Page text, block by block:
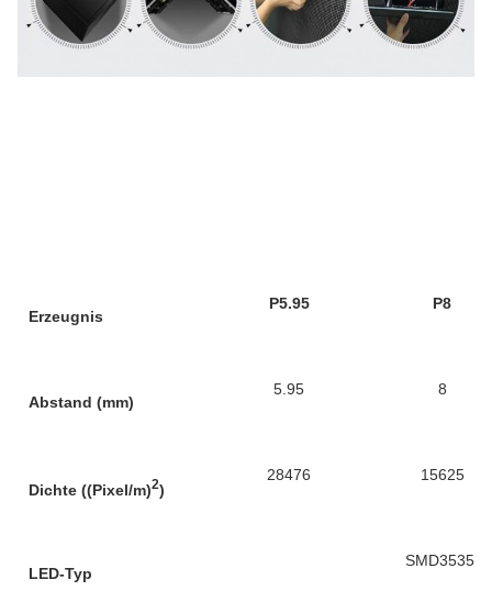
Erzeugnis
P5.95 P8
Abstand (mm)
5.95 8
Dichte ((Pixel/m)2)
28476 15625
LED-Typ
SMD3535